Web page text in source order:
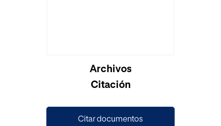
Archivos
Citación
Citar documentos